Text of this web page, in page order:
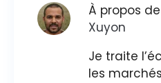
À propos
Xuyon
Je traite
les